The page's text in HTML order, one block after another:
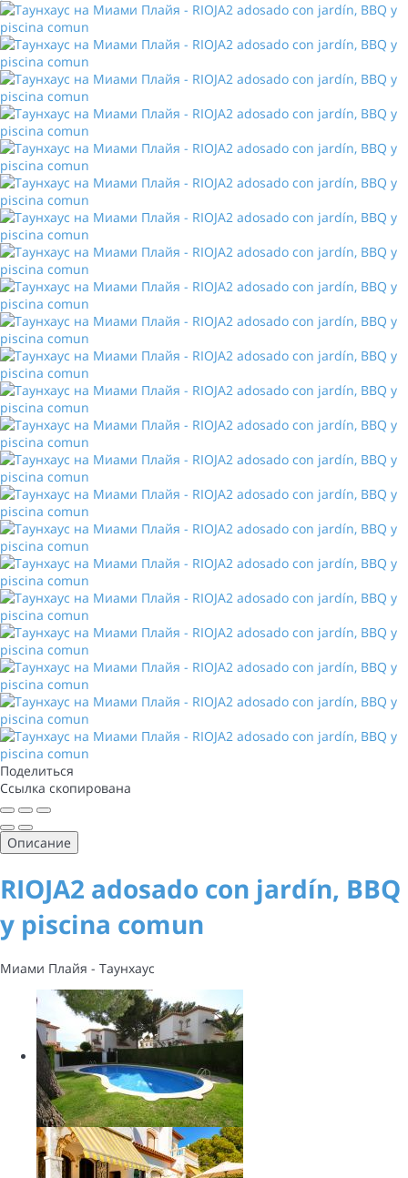
Поделиться
Ссылка скопирована
Описание
RIOJA2 adosado con jardín, BBQ
y piscina comun
Миами Плайя - Таунхаус